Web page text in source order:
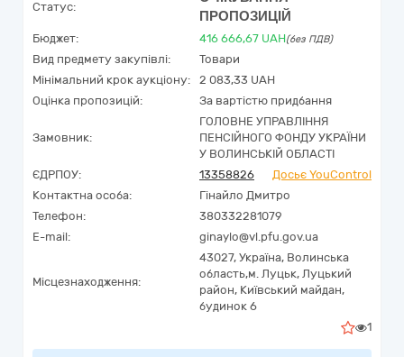
Статус:
ПРОПОЗИЦІЙ
Бюджет: 416 666,67 UAH(без ПДВ)
Вид предмету закупівлі:
Товари
Мінімальний крок аукціону:
2 083,33 UAH
Оцінка пропозицій:
За вартістю придбання
Замовник:
ГОЛОВНЕ УПРАВЛІННЯ
ПЕНСІЙНОГО ФОНДУ УКРАЇНИ
У ВОЛИНСЬКІЙ ОБЛАСТІ
ЄДРПОУ:
13358826
Досьє YouControl
Контактна особа:
Гінайло Дмитро
Телефон:
380332281079
E-mail:
ginaylo@vl.pfu.gov.ua
Місцезнаходження:
43027, Україна, Волинська
область,м. Луцьк, Луцький
район, Київський майдан,
будинок 6
1